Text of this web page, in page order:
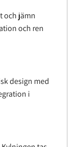
och jämn
och ren
design med
i